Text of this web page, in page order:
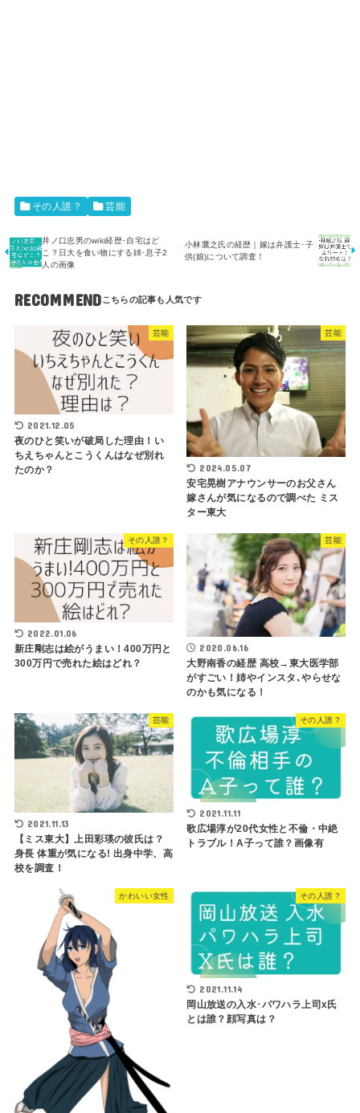
その人誰？ 芸能
井ノ口忠男のwiki経歴･自宅はど
こ？日大を食い物にする姉･息子2
人の画像
小林鷹之氏の経歴｜嫁は弁護士･子
供(娘)について調査！
RECOMMEND
芸能
2021.12.05
夜のひと笑いが破局した理由！い
ちえちゃんとこうくんはなぜ別れ
たのか？
芸能
2024.05.07
安宅晃樹アナウンサーのお父さん
嫁さんが気になるので調べた ミス
ター東大
その人誰？
2022.01.06
新庄剛志は絵がうまい！400万円と
300万円で売れた絵はどれ？
芸能
2020.06.16
大野南香の経歴 高校→東大医学部
がすごい！姉やインスタ､やらせな
のかも気になる！
芸能
2021.11.13
【ミス東大】上田彩瑛の彼氏は？
身長 体重が気になる! 出身中学、高
校を調査！
その人誰？
2021.11.11
歌広場淳が20代女性と不倫・中絶
トラブル！A子って誰？画像有
かわいい女性 その人誰？
2021.11.14
岡山放送の入水･パワハラ上司x氏
とは誰？顔写真は？